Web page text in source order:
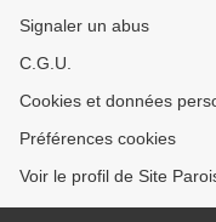
Signaler un abus
C.G.U.
Cookies et données
Préférences cookies
Voir le profil de Site